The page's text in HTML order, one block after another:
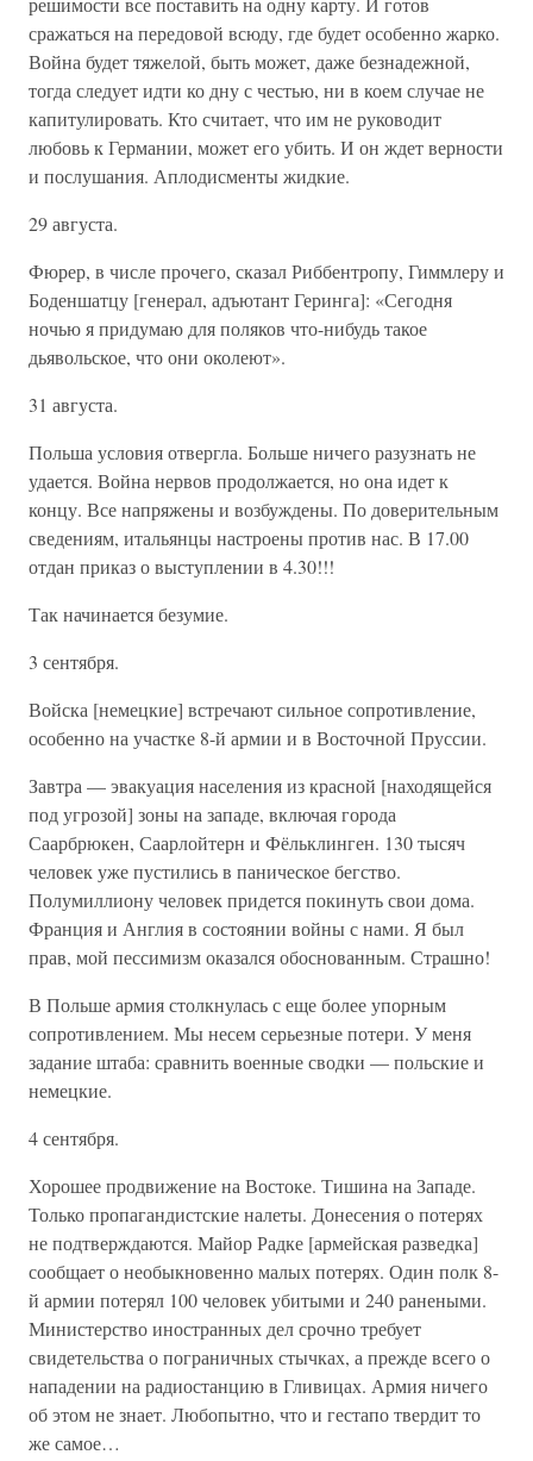
сражаться на передовой всюду, где будет особенно жарко.
Война будет тяжелой, быть может, даже безнадежной,
тогда следует идти ко дну с честью, ни в коем случае не
капитулировать. Кто считает, что им не руководит
любовь к Германии, может его убить. И он ждет верности
и послушания. Аплодисменты жидкие.
29 августа.
Фюрер, в числе прочего, сказал Риббентропу, Гиммлеру и
Боденшатцу [генерал, адъютант Геринга]: «Сегодня
ночью я придумаю для поляков что-нибудь такое
дьявольское, что они околеют».
31 августа.
Польша условия отвергла. Больше ничего разузнать не
удается. Война нервов продолжается, но она идет к
концу. Все напряжены и возбуждены. По доверительным
сведениям, итальянцы настроены против нас. В 17.00
отдан приказ о выступлении в 4.30!!!
Так начинается безумие.
3 сентября.
Войска [немецкие] встречают сильное сопротивление,
особенно на участке 8-й армии и в Восточной Пруссии.
Завтра — эвакуация населения из красной [находящейся
под угрозой] зоны на западе, включая города
Саарбрюкен, Саарлойтерн и Фёльклинген. 130 тысяч
человек уже пустились в паническое бегство.
Полумиллиону человек придется покинуть свои дома.
Франция и Англия в состоянии войны с нами. Я был
прав, мой пессимизм оказался обоснованным. Страшно!
В Польше армия столкнулась с еще более упорным
сопротивлением. Мы несем серьезные потери. У меня
задание штаба: сравнить военные сводки — польские и
немецкие.
4 сентября.
Хорошее продвижение на Востоке. Тишина на Западе.
Только пропагандистские налеты. Донесения о потерях
не подтверждаются. Майор Радке [армейская разведка]
сообщает о необыкновенно малых потерях. Один полк 8-
й армии потерял 100 человек убитыми и 240 ранеными.
Министерство иностранных дел срочно требует
свидетельства о пограничных стычках, а прежде всего о
нападении на радиостанцию в Гливицах. Армия ничего
об этом не знает. Любопытно, что и гестапо твердит то
же самое…